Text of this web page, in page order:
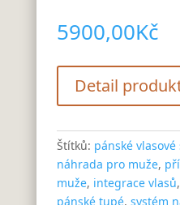
5900,00Kč
Detail
Štítků: pánské vlasové
náhrada pro muže,
muže, integrace vlasů,
pánské tupé, systém